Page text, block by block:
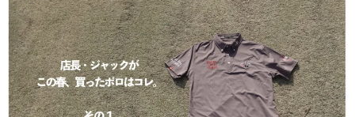
お知らせを受け取る